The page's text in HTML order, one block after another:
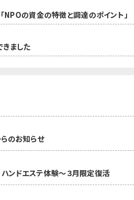
の資金の特徴と調達のポイント」
きました
らのお知らせ
ハンドエステ体験～３月限定復活